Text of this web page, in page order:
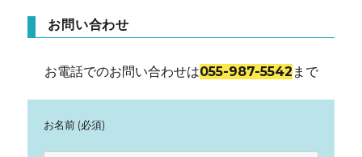
ン
お問い合わせ
お電話でのお問い合わせは055-987-5542 まで
お名前 (必須)